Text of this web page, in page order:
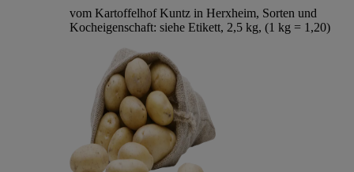
vom Kartoffelhof Kuntz in Herxheim, Sorten und
Kocheigenschaft: siehe Etikett, 2,5 kg, (1 kg = 1,20)